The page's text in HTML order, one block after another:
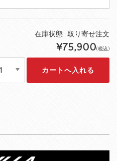
在庫状態 :取り寄せ注文
¥75,900(税込)